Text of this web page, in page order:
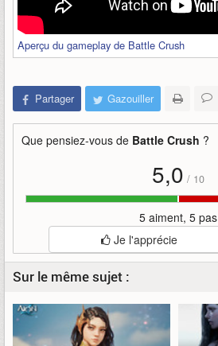
Aperçu du gameplay de Battle Crush
Partager Gazouiller
Que pensiez-vous de Battle Crush ?
5,0 / 10
5 aiment, 5 pas
Je l'apprécie
Sur le même sujet :